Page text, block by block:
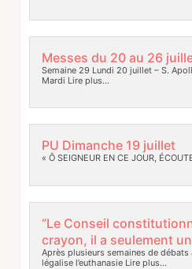
Messes du 20 au 26
Semaine 29 Lundi 20 juillet – S.
Mardi Lire plus…
PU Dimanche 19 juillet
« Ô SEIGNEUR EN CE JOUR,
“Le Conseil
crayon, il a seulement
Après plusieurs semaines de débats
légalise l’euthanasieLire plus…